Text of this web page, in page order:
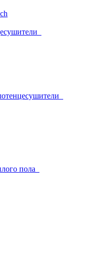
пола